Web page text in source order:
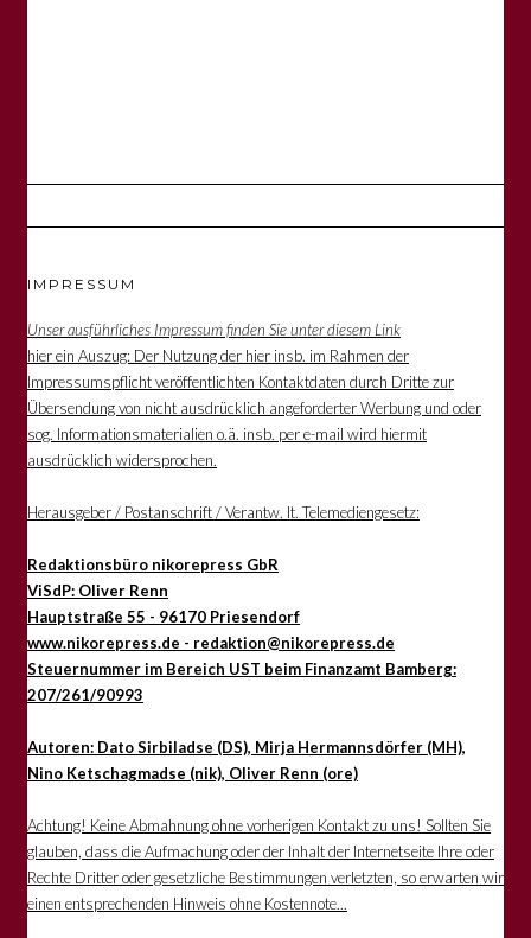
IMPRESSUM
Unser ausführliches Impressum finden Sie unter diesem Link
hier ein Auszug: Der Nutzung der hier insb. im Rahmen der
Impressumspflicht veröffentlichten Kontaktdaten durch Dritte zur
Übersendung von nicht ausdrücklich angeforderter Werbung und oder
sog. Informationsmaterialien o.ä. insb. per e-mail wird hiermit
ausdrücklich widersprochen.
Herausgeber / Postanschrift / Verantw. lt. Telemediengesetz:
Redaktionsbüro nikorepress GbR
ViSdP: Oliver Renn
Hauptstraße 55 - 96170 Priesendorf
www.nikorepress.de - redaktion@nikorepress.de
Steuernummer im Bereich UST beim Finanzamt Bamberg:
207/261/90993
Autoren: Dato Sirbiladse (DS), Mirja Hermannsdörfer (MH),
Nino Ketschagmadse (nik), Oliver Renn (ore)
Achtung! Keine Abmahnung ohne vorherigen Kontakt zu uns! Sollten Sie
glauben, dass die Aufmachung oder der Inhalt der Internetseite Ihre oder
Rechte Dritter oder gesetzliche Bestimmungen verletzten, so erwarten wir
einen entsprechenden Hinweis ohne Kostennote...